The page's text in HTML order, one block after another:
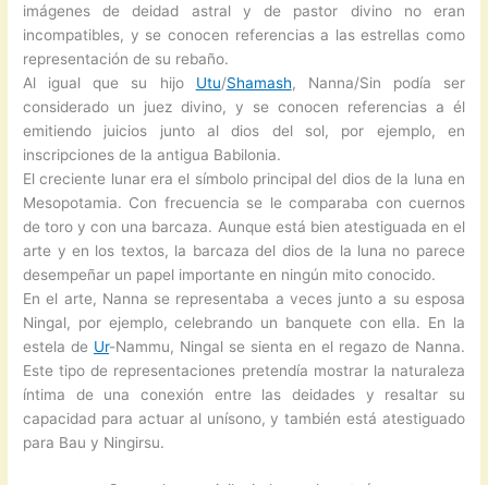
imágenes de deidad astral y de pastor divino no eran
incompatibles, y se conocen referencias a las estrellas como
representación de su rebaño.
Al igual que su hijo Utu/Shamash, Nanna/Sin podía ser
considerado un juez divino, y se conocen referencias a él
emitiendo juicios junto al dios del sol, por ejemplo, en
inscripciones de la antigua Babilonia.
El creciente lunar era el símbolo principal del dios de la luna en
Mesopotamia. Con frecuencia se le comparaba con cuernos
de toro y con una barcaza. Aunque está bien atestiguada en el
arte y en los textos, la barcaza del dios de la luna no parece
desempeñar un papel importante en ningún mito conocido.
En el arte, Nanna se representaba a veces junto a su esposa
Ningal, por ejemplo, celebrando un banquete con ella. En la
estela de Ur-Nammu, Ningal se sienta en el regazo de Nanna.
Este tipo de representaciones pretendía mostrar la naturaleza
íntima de una conexión entre las deidades y resaltar su
capacidad para actuar al unísono, y también está atestiguado
para Bau y Ningirsu.